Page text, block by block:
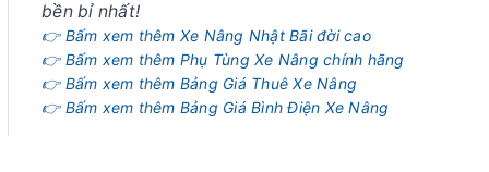
bền bỉ nhất!
👉 Bấm xem thêm Xe Nâng Nhật Bãi đời cao
👉 Bấm xem thêm Phụ Tùng Xe Nâng chính hãng
👉 Bấm xem thêm Bảng Giá Thuê Xe Nâng
👉 Bấm xem thêm Bảng Giá Bình Điện Xe Nâng